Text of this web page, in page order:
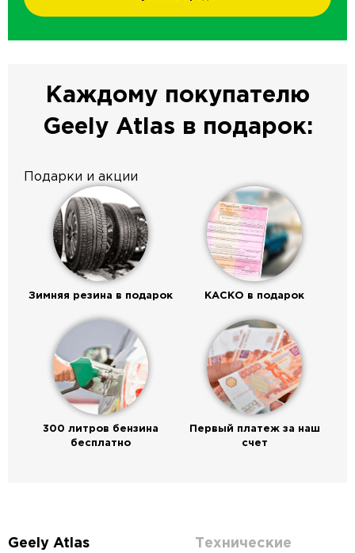
Каждому покупателю
Geely Atlas в подарок:
Подарки и акции
Зимняя резина в подарок КАСКО в подарок
300 литров бензина
бесплатно
Первый платеж за наш
счет
Geely Atlas
Технические